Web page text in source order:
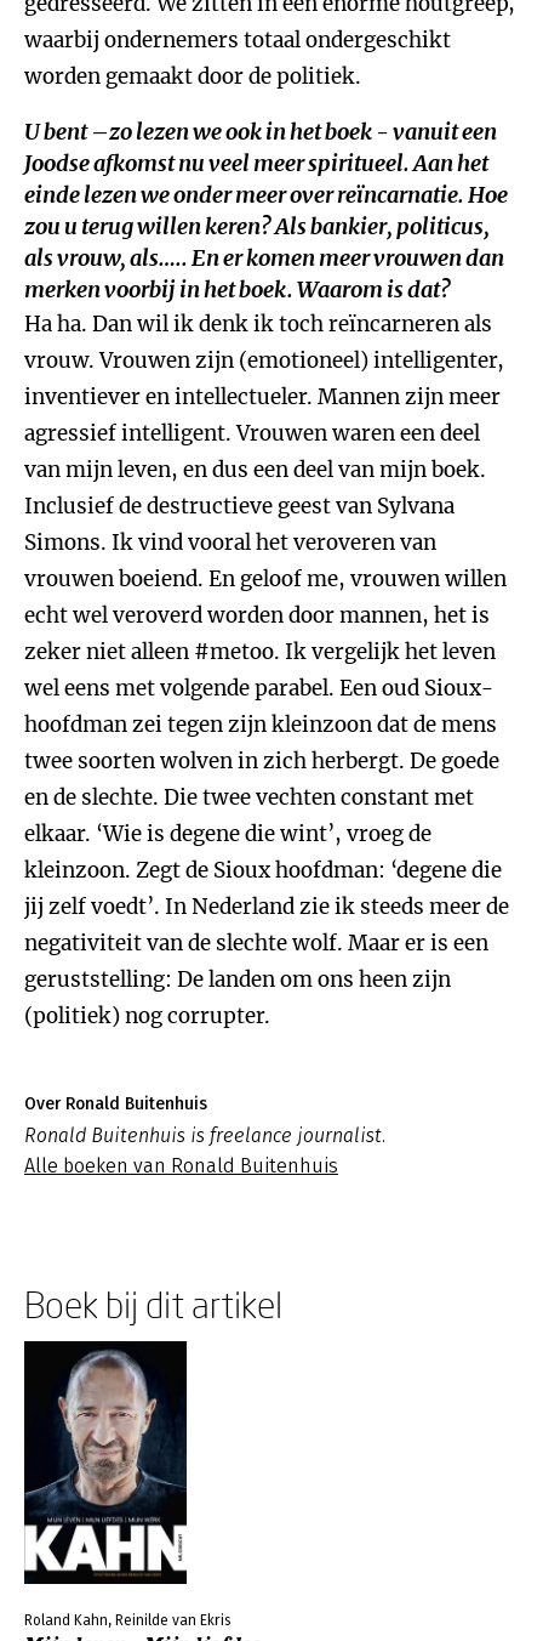
waarbij ondernemers totaal ondergeschikt
worden gemaakt door de politiek.
U bent –zo lezen we ook in het boek - vanuit een
Joodse afkomst nu veel meer spiritueel. Aan het
einde lezen we onder meer over reïncarnatie. Hoe
zou u terug willen keren? Als bankier, politicus,
als vrouw, als….. En er komen meer vrouwen dan
merken voorbij in het boek. Waarom is dat?
Ha ha. Dan wil ik denk ik toch reïncarneren als
vrouw. Vrouwen zijn (emotioneel) intelligenter,
inventiever en intellectueler. Mannen zijn meer
agressief intelligent. Vrouwen waren een deel
van mijn leven, en dus een deel van mijn boek.
Inclusief de destructieve geest van Sylvana
Simons. Ik vind vooral het veroveren van
vrouwen boeiend. En geloof me, vrouwen willen
echt wel veroverd worden door mannen, het is
zeker niet alleen #metoo. Ik vergelijk het leven
wel eens met volgende parabel. Een oud Sioux-
hoofdman zei tegen zijn kleinzoon dat de mens
twee soorten wolven in zich herbergt. De goede
en de slechte. Die twee vechten constant met
elkaar. ‘Wie is degene die wint’, vroeg de
kleinzoon. Zegt de Sioux hoofdman: ‘degene die
jij zelf voedt’. In Nederland zie ik steeds meer de
negativiteit van de slechte wolf. Maar er is een
geruststelling: De landen om ons heen zijn
(politiek) nog corrupter.
Over Ronald Buitenhuis
Ronald Buitenhuis is freelance journalist.
Alle boeken van Ronald Buitenhuis
Boek bij dit artikel
Roland Kahn, Reinilde van Ekris